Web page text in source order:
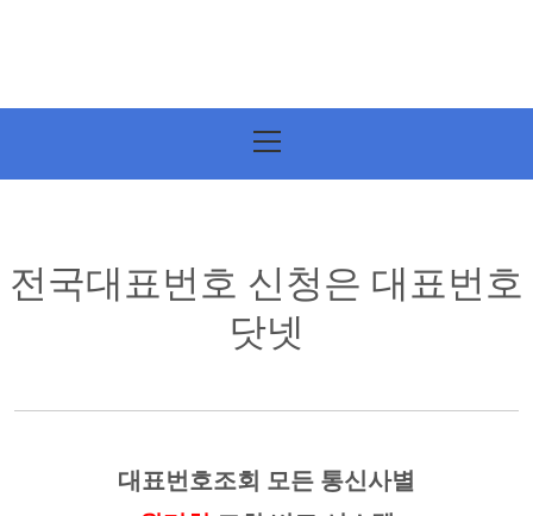
본
메
전국대표번호 신청은 대표번호
닷넷
대표번호조회 모든 통신사별